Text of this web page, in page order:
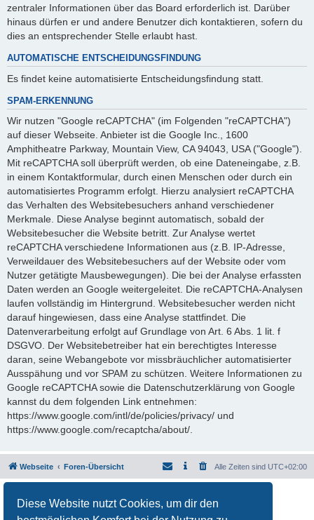
Diese Website nutzt Cookies, um dir den
zentraler Informationen über das Board erforderlich ist. Darüber
hinaus dürfen er und andere Benutzer dich kontaktieren, sofern du
dies an entsprechender Stelle erlaubt hast.
AUTOMATISCHE ENTSCHEIDUNGSFINDUNG
Es findet keine automatisierte Entscheidungsfindung statt.
SPAM-ERKENNUNG
Wir nutzen "Google reCAPTCHA" (im Folgenden "reCAPTCHA")
auf dieser Webseite. Anbieter ist die Google Inc., 1600
Amphitheatre Parkway, Mountain View, CA 94043, USA ("Google").
Mit reCAPTCHA soll überprüft werden, ob eine Dateneingabe, z.B.
in einem Kontaktformular, durch einen Menschen oder durch ein
automatisiertes Programm erfolgt. Hierzu analysiert reCAPTCHA
das Verhalten des Websitebesuchers anhand verschiedener
Merkmale. Diese Analyse beginnt automatisch, sobald der
Websitebesucher die Website betritt. Zur Analyse wertet
reCAPTCHA verschiedene Informationen aus (z.B. IP-Adresse,
Verweildauer des Websitebesuchers auf der Website oder vom
Nutzer getätigte Mausbewegungen). Die bei der Analyse erfassten
Daten werden an Google weitergeleitet. Die reCAPTCHA-Analysen
laufen vollständig im Hintergrund. Websitebesucher werden nicht
darauf hingewiesen, dass eine Analyse stattfindet. Die
Datenverarbeitung erfolgt auf Grundlage von Art. 6 Abs. 1 lit. f
DSGVO. Der Websitebetreiber hat ein berechtigtes Interesse
daran, seine Webangebote vor missbräuchlicher automatisierter
Ausspähung und vor SPAM zu schützen. Weitere Informationen zu
Google reCAPTCHA sowie die Datenschutzerklärung von Google
kannst du dem folgenden Link entnehmen:
https://www.google.com/intl/de/policies/privacy/ und
https://www.google.com/recaptcha/about/.
Webseite Foren-Übersicht Alle Zeiten sind UTC+02:00
Deutsche Übersetzung durchphpBB.de
Datenschutz|Nutzungsbedingungen